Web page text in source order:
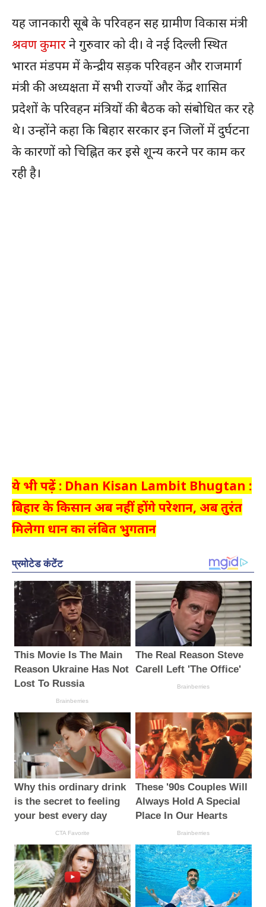
यह जानकारी सूबे के परिवहन सह ग्रामीण विकास मंत्री
श्रवण कुमारने गुरुवार को दी। वे नई दिल्ली स्थित
भारत मंडपम में केन्द्रीय सड़क परिवहन और राजमार्ग
मंत्री की अध्यक्षता में सभी राज्यों और केंद्र शासित
प्रदेशों के परिवहन मंत्रियों की बैठक को संबोधित कर रहे
थे। उन्होंने कहा कि बिहार सरकार इन जिलों में दुर्घटना
के कारणों को चिह्नित कर इसे शून्य करने पर काम कर
रही है।
ये भी पढ़ें : Dhan Kisan Lambit Bhugtan :
बिहार के किसान अब नहीं होंगे परेशान, अब तुरंत
मिलेगा धान का लंबित भुगतान